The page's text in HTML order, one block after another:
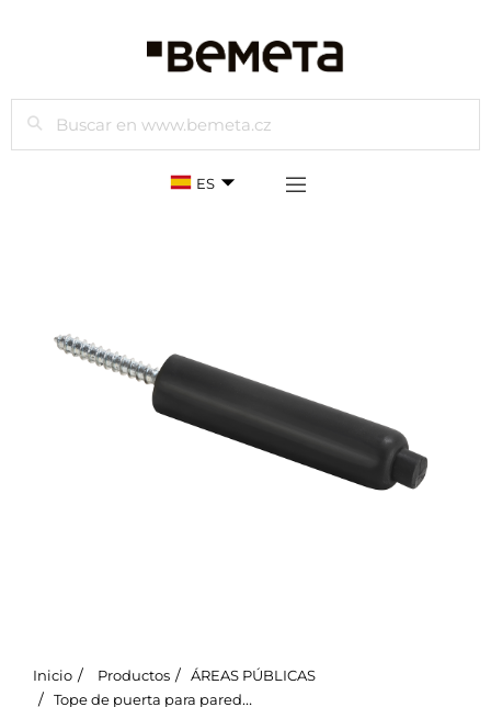
Buscar
ES
Inicio Productos
ÁREAS PÚBLICAS
Tope de puerta para pared, acero inoxidable, negro